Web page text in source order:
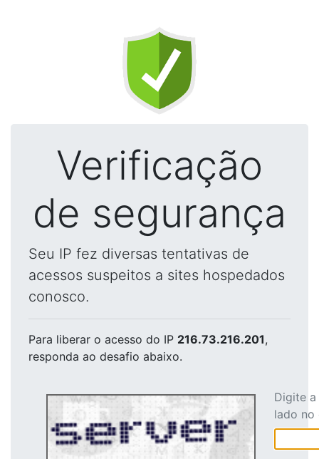
Verificação
de segurança
Seu IP fez diversas tentativas de
acessos suspeitos a sites hospedados
conosco.
Para liberar o acesso do IP 216.73.216.201,
responda ao desafio abaixo.
Digite
lado no